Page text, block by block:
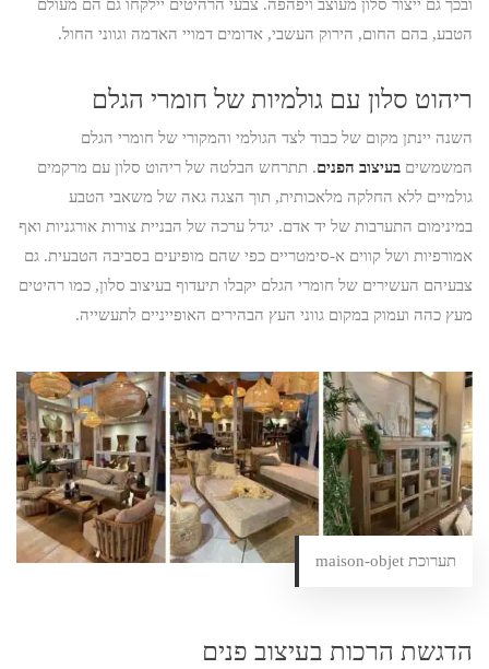
ובכך גם ייצור סלון מעוצב ויפהפה. צבעי הרהיטים יילקחו גם הם מעולם
הטבע, בהם החום, הירוק העשבי, אדומים דמויי האדמה וגווני החול.
ריהוט סלון עם גולמיות של חומרי הגלם
השנה יינתן מקום של כבוד לצד הגולמי והמקורי של חומרי הגלם
המשמשים בעיצוב הפנים. תתרחש הבלטה של ריהוט סלון עם מרקמים
גולמיים ללא החלקה מלאכותית, תוך הצגה גאה של משאבי הטבע
במינימום התערבות של יד אדם. יגדל ערכה של הבניית צורות אורגניות ואף
אמורפיות ושל קווים א-סימטריים כפי שהם מופיעים בסביבה הטבעית. גם
צבעיהם העשירים של חומרי הגלם יקבלו תיעדוף בעיצוב סלון, כמו רהיטים
מעץ כהה ועמוק במקום גווני העץ הבהירים האופייניים לתעשייה.
תערוכת maison-objet
הדגשת הרכות בעיצוב פנים